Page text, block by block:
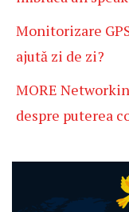
Monitorizare
ajută zi de zi?
MORE
despre puterea